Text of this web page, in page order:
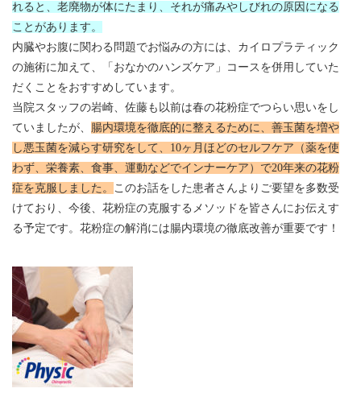
れると、老廃物が体にたまり、それが痛みやしびれの原因になる
ことがあります。
内臓やお腹に関わる問題でお悩みの方には、カイロプラティック
の施術に加えて、「おなかのハンズケア」コースを併用していた
だくことをおすすめしています。
当院スタッフの岩崎、佐藤も以前は春の花粉症でつらい思いをし
ていましたが、 腸内環境を徹底的に整えるために、善玉菌を増や
し悪玉菌を減らす研究をして、10ヶ月ほどのセルフケア（薬を使
わず、栄養素、食事、運動などでインナーケア）で20年来の花粉
症を克服しました。 このお話をした患者さんよりご要望を多数受
けており、今後、花粉症の克服するメソッドを皆さんにお伝えす
る予定です。花粉症の解消には腸内環境の徹底改善が重要です！